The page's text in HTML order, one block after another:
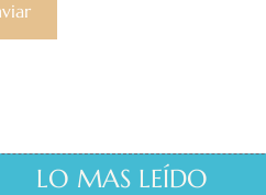
LO MAS LEÍDO